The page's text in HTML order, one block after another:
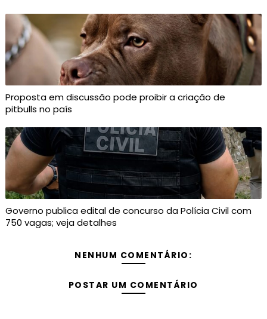
Proposta em discussão pode proibir a criação de
pitbulls no país
Governo publica edital de concurso da Polícia Civil com
750 vagas; veja detalhes
NENHUM COMENTÁRIO:
POSTAR UM COMENTÁRIO